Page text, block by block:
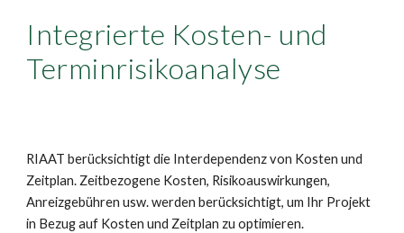
Integrierte Kosten- und
Terminrisikoanalyse
RIAAT berücksichtigt die Interdependenz von Kosten und
Zeitplan. Zeitbezogene Kosten, Risikoauswirkungen,
Anreizgebühren usw. werden berücksichtigt, um Ihr Projekt
in Bezug auf Kosten und Zeitplan zu optimieren.